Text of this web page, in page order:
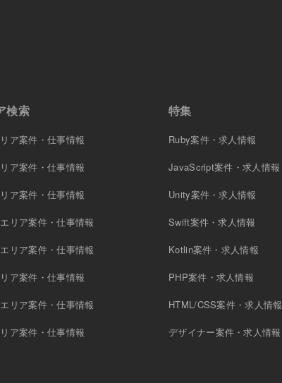
検索
ア案件・仕事情報
ア案件・仕事情報
ア案件・仕事情報
リア案件・仕事情報
リア案件・仕事情報
ア案件・仕事情報
リア案件・仕事情報
ア案件・仕事情報
特集
Ruby案件・求人情報
JavaScript案件・求人情報
Unity案件・求人情報
Swift案件・求人情報
Kotlin案件・求人情報
PHP案件・求人情報
HTML/CSS案件・求人情報
デザイナー案件・求人情報